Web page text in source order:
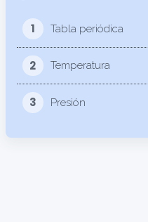
1 Tabla periódica
2 Temperatura
3 Presión